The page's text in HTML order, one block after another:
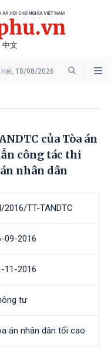
中文
Hai, 10/08/2026
của Tòa án
công tác thi
nhân dân
2016/TT-TANDTC
09-2016
11-2016
tư
án nhân dân tối cao